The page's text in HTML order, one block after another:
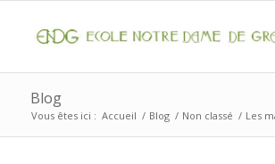
Blog
Vous êtes ici : Accueil / Blog / Non classé / Les